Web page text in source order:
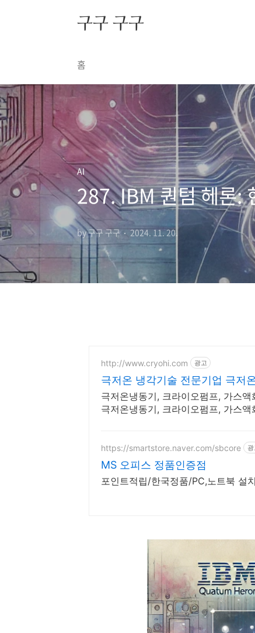
구구 구구
홈
AI
287. IBM 퀀텀 헤론:
by 구구 구구 2024. 11. 20.
http://www.cryohi.com 광고
극저온 냉각기술 전문기업 극저
극저온냉동기, 크라이오펌프, 가스
극저온냉동기, 크라이오펌프, 가스
https://smartstore.naver.com/sbcore
MS 오피스 정품인증점
포인트적립/한국정품/PC,노트북 설